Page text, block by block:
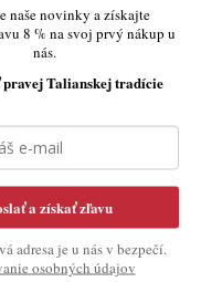
naše novinky a získajte
8 % na svoj prvý nákup u
nás.
pravej Talianskej tradície
a získať zľavu
adresa je u nás v bezpečí.
osobných údajov